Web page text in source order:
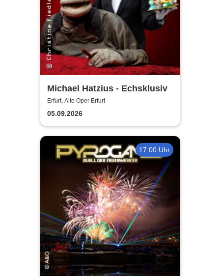
Michael Hatzius - Echsklusiv
Erfurt, Alte Oper Erfurt
05.09.2026
17:00 Uhr